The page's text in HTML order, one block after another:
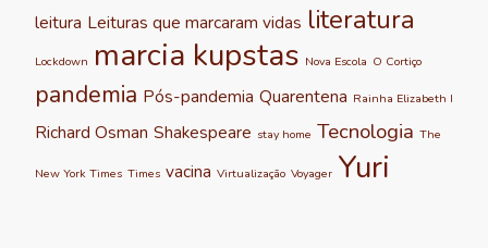
leitura Leituras que marcaram vidas literatura
Lockdown marcia kupstas Nova Escola O Cortiço
pandemia Pós-pandemia Quarentena Rainha Elizabeth I
Richard Osman Shakespeare stay home Tecnologia The
New York Times Times vacina Virtualização Voyager Yuri